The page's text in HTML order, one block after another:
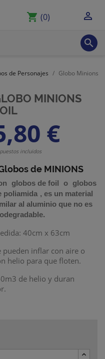
shopping_cart (0) 

de Personajes
Globo Minions
MINIONS
€
incluidos
de MINIONS
globos de foil o globos
poliamida , es un material
al aluminio que no es
.
40cm x 63cm
pueden inflar con aire o
helio para que floten.
de helio y duran